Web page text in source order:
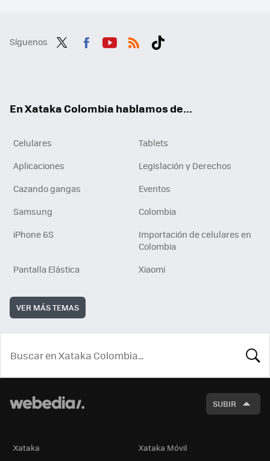
Síguenos
En Xataka Colombia hablamos de...
Celulares
Tablets
Aplicaciones
Legislación y Derechos
Cazando gangas
Eventos
Samsung
Colombia
iPhone 6S
Importación de celulares en
Colombia
Pantalla Elástica
Xiaomi
VER MÁS TEMAS
SUBIR
Xataka Xataka Móvil